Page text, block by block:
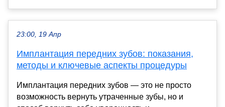
23:00, 19 Апр
Имплантация передних зубов: показания,
методы и ключевые аспекты процедуры
Имплантация передних зубов — это не просто
возможность вернуть утраченные зубы, но и